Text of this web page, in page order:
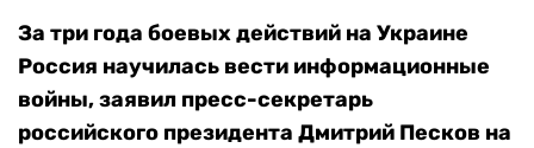
За три года боевых действий на Украине
Россия научилась вести информационные
войны, заявил пресс-секретарь
российского президента Дмитрий Песков на